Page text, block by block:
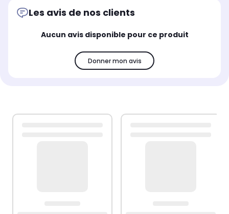
Les avis de nos clients
Aucun avis disponible pour ce produit
Donner mon avis